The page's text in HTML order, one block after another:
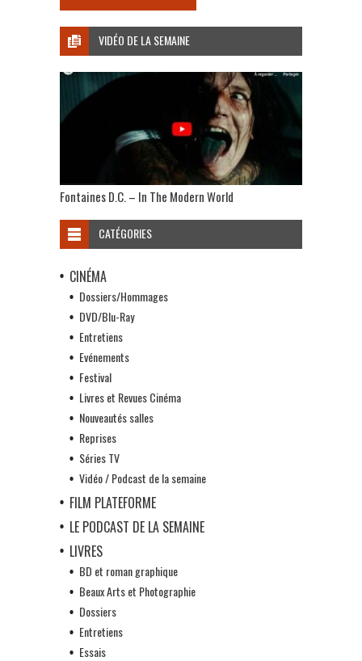
VIDÉO DE LA SEMAINE
Fontaines D.C. – In The Modern World
CATÉGORIES
CINÉMA
Dossiers/Hommages
DVD/Blu-Ray
Entretiens
Evénements
Festival
Livres et Revues Cinéma
Nouveautés salles
Reprises
Séries TV
Vidéo / Podcast de la semaine
FILM PLATEFORME
LE PODCAST DE LA SEMAINE
LIVRES
BD et roman graphique
Beaux Arts et Photographie
Dossiers
Entretiens
Essais